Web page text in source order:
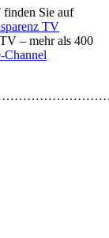
Sie auf
TV
– mehr als 400
Channel